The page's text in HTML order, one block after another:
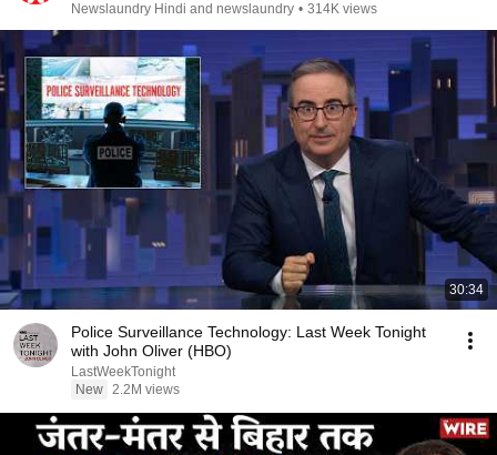
Newslaundry Hindi and newslaundry • 314K views
30:34
Police Surveillance Technology: Last Week Tonight
with John Oliver (HBO)
LastWeekTonight
New 2.2M views